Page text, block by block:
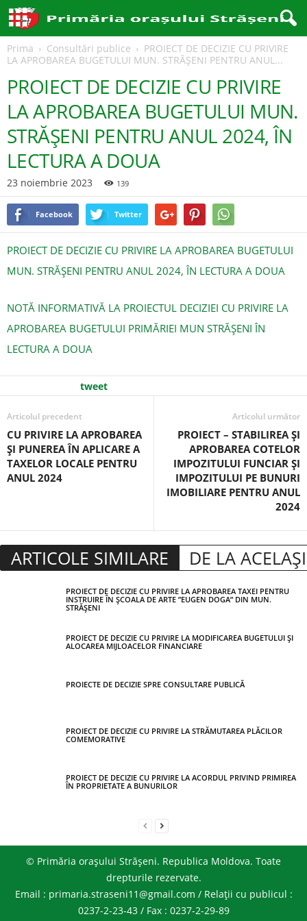
Prima Consultări publice
PROIECT DE DECIZIE CU PRIVIRE
LA APROBAREA BUGETULUI MUN. STRĂȘENI PENTRU ANUL...
PROIECT DE DECIZIE CU PRIVIRE
LA APROBAREA BUGETULUI MUN.
STRĂȘENI PENTRU ANUL 2024, ÎN
LECTURA A DOUA
23 noiembrie 2023 139
Facebook Twitter
PROIECT DE DECIZIE CU PRIVIRE LA APROBAREA BUGETULUI
MUN. STRĂȘENI PENTRU ANUL 2024, ÎN LECTURA A DOUA
NOTĂ INFORMATIVĂ LA PROIECTUL DECIZIEI CU PRIVIRE LA
APROBAREA BUGETULUI PRIMĂRIEI MUN STRĂȘENI ÎN
LECTURA A DOUA
tweet
Articolul precedent
CU PRIVIRE LA APROBAREA
ȘI PUNEREA ÎN APLICARE A
TAXELOR LOCALE PENTRU
ANUL 2024
Articolul următor
PROIECT – STABILIREA ȘI
APROBAREA COTELOR
IMPOZITULUI FUNCIAR ȘI
IMPOZITULUI PE BUNURI
IMOBILIARE PENTRU ANUL
2024
ARTICOLE SIMILARE DE LA
PROIECT DE DECIZIE CU PRIVIRE LA APROBAREA TAXEI PENTRU
INSTRUIRE ÎN ȘCOALA DE ARTE ”EUGEN DOGA” DIN MUN.
STRĂȘENI
PROIECT DE DECIZIE CU PRIVIRE LA MODIFICAREA BUGETULUI ȘI
ALOCAREA MIJLOACELOR FINANCIARE
PROIECTE DE DECIZIE SPRE CONSULTARE PUBLICĂ
PROIECT DE DECIZIE CU PRIVIRE LA STRĂMUTAREA PLĂCILOR
COMEMORATIVE
PROIECT DE DECIZIE CU PRIVIRE LA ACORDUL PRIVIND PRIMIREA
ÎN PROPRIETATE A BUNURILOR
© Primăria orașului Strășeni. Republica Moldova. Toate
drepturile rezervate.
Email : primaria.straseni11@gmail.com / Relații cu publicul :
0237-2-23-43 / Fax : 0237-2-29-89